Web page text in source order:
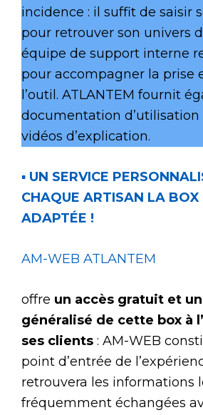
incidence : il suffit de saisir
pour retrouver son univers
équipe de support interne
pour accompagner la prise
l’outil. ATLANTEM fournit
documentation d’utilisation
vidéos d’explication.
▪ UN SERVICE
CHAQUE ARTISAN LA BOX
ADAPTÉE !
AM-WEB ATLANTEM
offre un accès gratuit et
généralisé de cette box à
ses clients : AM-WEB
point d’entrée de
retrouvera les informations
fréquemment échangées